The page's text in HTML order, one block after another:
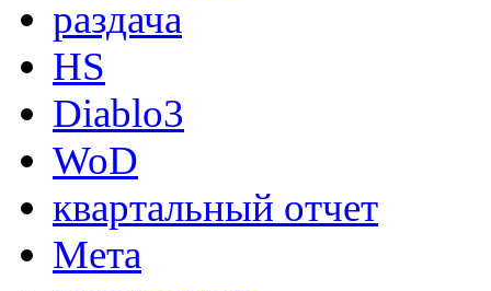
раздача
HS
Diablo3
WoD
квартальный отчет
Мета